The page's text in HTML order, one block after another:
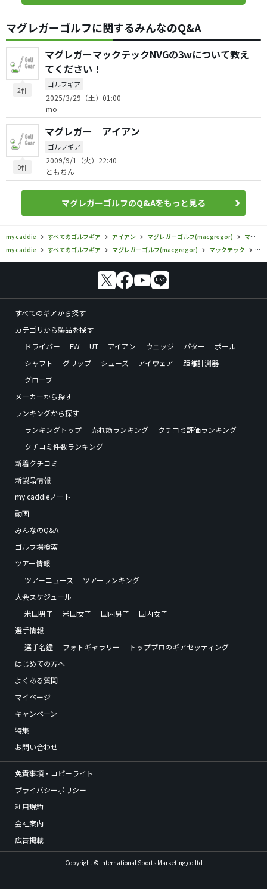
マグレガーゴルフに関するみんなのQ&A
2件
マグレガーマックテックNVGの3wについて教え
てください！
ゴルフギア
2025/3/29（土）01:00
mo
0件
マグレガー アイアン
ゴルフギア
2009/9/1（火）22:40
ともちん
マグレガーゴルフのQ&Aをもっと見る
my caddie すべてのゴルフギア アイアン マグレガーゴルフ(macgregor)
マックテック
my caddie
すべてのゴルフギア マグレガーゴルフ(macgregor) マックテック マ
すべてのギアから探す
カテゴリから製品を探す
ドライバー
FW UT アイアン ウェッジ パター
ボール
シャフト
グリップ シューズ アイウェア
距離計測器
グローブ
メーカーから探す
ランキングから探す
ランキングトップ
売れ筋ランキング
クチコミ評価ランキング
クチコミ件数ランキング
新着クチコミ
新製品情報
my caddieノート
動画
みんなのQ&A
ゴルフ場検索
ツアー情報
ツアーニュース
ツアーランキング
大会スケジュール
米国男子
米国女子 国内男子
国内女子
選手情報
選手名鑑
フォトギャラリー
トッププロのギアセッティング
はじめての方へ
よくある質問
マイページ
キャンペーン
特集
お問い合わせ
免責事項・コピーライト
プライバシーポリシー
利用規約
会社案内
広告掲載
Copyright © International Sports Marketing,co.ltd